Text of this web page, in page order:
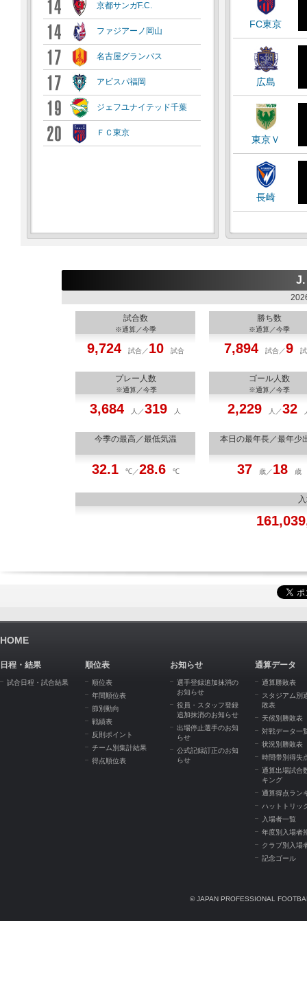
FC東京
広島
東京Ｖ
長崎
京都サンガF.C.
ファジアーノ岡山
名古屋グランパス
アビスパ福岡
ジェフユナイテッド千葉
ＦＣ東京
J.
試合数
※通算／今季
9,724 試合／10 試合
勝ち数
※通算／今季
7,894 試合／9
プレー人数
※通算／今季
3,684 人／319 人
ゴール人数
※通算／今季
2,229 人／32
今季の最高／最低気温
32.1 ℃／28.6 ℃
本日の最年長／最年少
37 歳／18 歳
HOME
日程・結果
試合日程・試合結果
順位表
順位表
年間順位表
節別動向
戦績表
反則ポイント
チーム別集計結果
得点順位表
お知らせ
選手登録追加抹消の
お知らせ
役員・スタッフ登録
追加抹消のお知らせ
出場停止選手のお知
らせ
公式記録訂正のお知
らせ
通算データ
通算勝敗表
スタジアム別
敗表
天候別勝敗表
対戦データ一
状況別勝敗表
時間帯別得失
通算出場試合
キング
通算得点ラン
ハットトリッ
入場者一覧
年度別入場者
クラブ別入場
記念ゴール
© JAPAN PROFESSIONAL